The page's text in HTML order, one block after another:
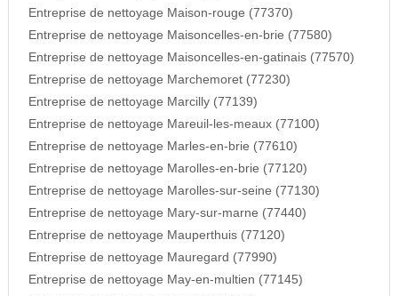
Entreprise de nettoyage Maison-rouge (77370)
Entreprise de nettoyage Maisoncelles-en-brie (77580)
Entreprise de nettoyage Maisoncelles-en-gatinais (77570)
Entreprise de nettoyage Marchemoret (77230)
Entreprise de nettoyage Marcilly (77139)
Entreprise de nettoyage Mareuil-les-meaux (77100)
Entreprise de nettoyage Marles-en-brie (77610)
Entreprise de nettoyage Marolles-en-brie (77120)
Entreprise de nettoyage Marolles-sur-seine (77130)
Entreprise de nettoyage Mary-sur-marne (77440)
Entreprise de nettoyage Mauperthuis (77120)
Entreprise de nettoyage Mauregard (77990)
Entreprise de nettoyage May-en-multien (77145)